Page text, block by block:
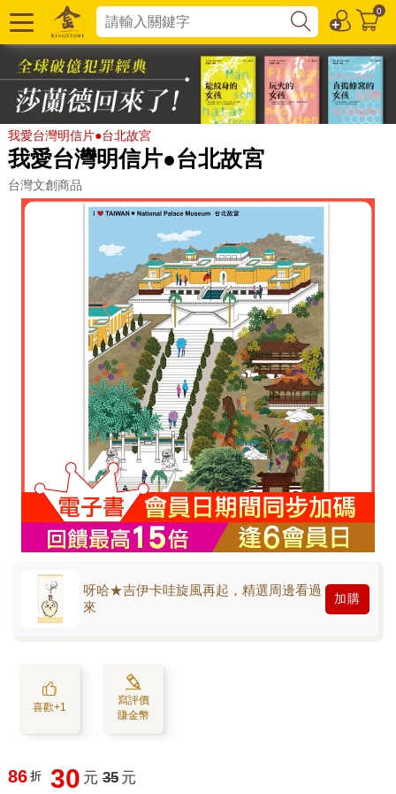
0
我愛台灣明信片●台北故宮
我愛台灣明信片●台北故宮
台灣文創商品
呀哈★吉伊卡哇旋風再起，精選周邊看過
來
加購
喜歡+1
寫評價
賺金幣
86 折 30 元 35 元